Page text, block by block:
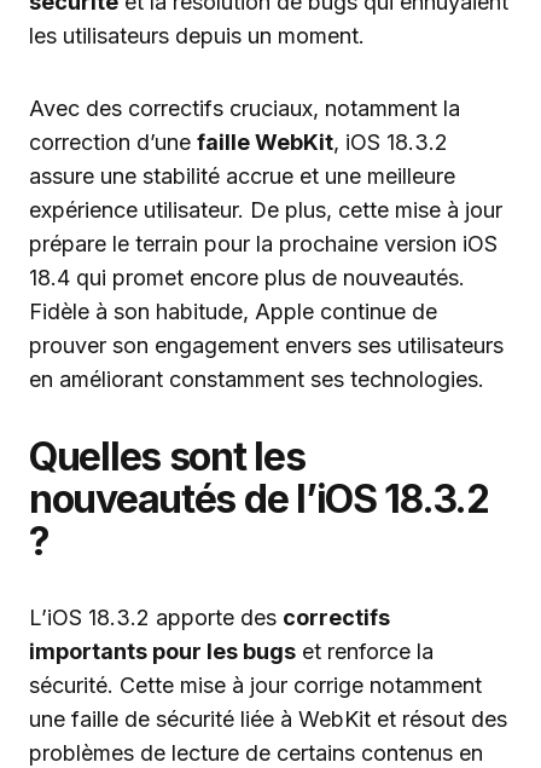
les utilisateurs depuis un moment.
Avec des correctifs cruciaux, notamment la
correction d’une faille WebKit, iOS 18.3.2
assure une stabilité accrue et une meilleure
expérience utilisateur. De plus, cette mise à jour
prépare le terrain pour la prochaine version iOS
18.4 qui promet encore plus de nouveautés.
Fidèle à son habitude, Apple continue de
prouver son engagement envers ses utilisateurs
en améliorant constamment ses technologies.
Quelles sont les
nouveautés de l’iOS 18.3.2
?
L’iOS 18.3.2 apporte des correctifs
importants pour les bugs et renforce la
sécurité. Cette mise à jour corrige notamment
une faille de sécurité liée à WebKit et résout des
problèmes de lecture de certains contenus en